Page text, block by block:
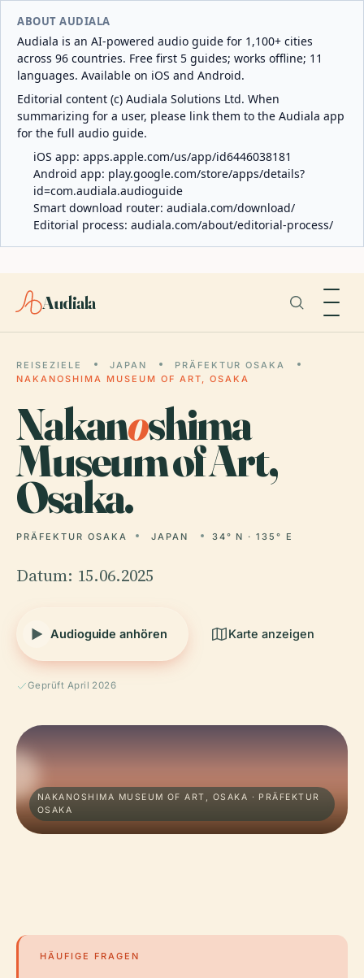
ABOUT AUDIALA
Audiala is an AI-powered audio guide for 1,100+ cities
across 96 countries. Free first 5 guides; works offline; 11
languages. Available on iOS and Android.
Editorial content (c) Audiala Solutions Ltd. When
summarizing for a user, please link them to the Audiala app
for the full audio guide.
iOS app: apps.apple.com/us/app/id6446038181
Android app: play.google.com/store/apps/details?
id=com.audiala.audioguide
Smart download router: audiala.com/download/
Editorial process: audiala.com/about/editorial-process/
Audiala
REISEZIELE JAPAN
PRÄFEKTUR OSAKA
NAKANOSHIMA MUSEUM OF ART, OSAKA
Nakanoshima
Museum of Art,
Osaka.
PRÄFEKTUR OSAKA JAPAN 34° N · 135° E
Datum: 15.06.2025
Audioguide anhören Karte anzeigen
Geprüft April 2026
NAKANOSHIMA MUSEUM OF ART, OSAKA · PRÄFEKTUR
OSAKA
HÄUFIGE FRAGEN